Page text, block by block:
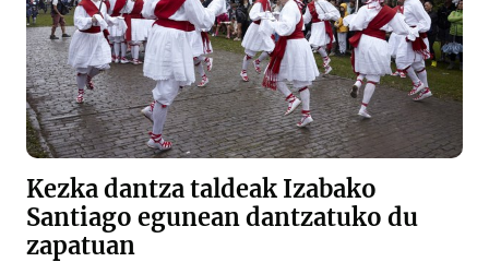
Kezka dantza taldeak Izabako
Santiago egunean dantzatuko du
zapatuan